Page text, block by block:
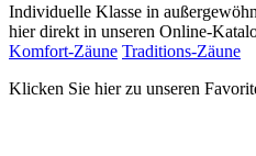
Individuelle Klasse in
hier direkt in unseren Online-
Komfort-Zäune Traditions-Zäune
Klicken Sie hier zu unseren